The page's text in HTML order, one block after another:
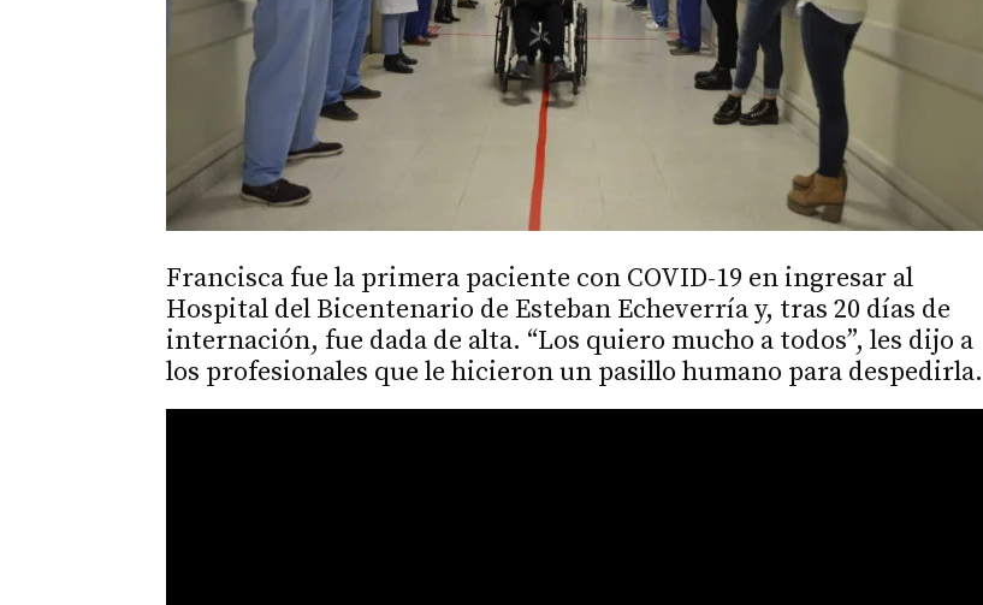
Francisca fue la primera paciente con COVID-19 en ingresar al
Hospital del Bicentenario de Esteban Echeverría y, tras 20 días de
internación, fue dada de alta. “Los quiero mucho a todos”, les dijo a
los profesionales que le hicieron un pasillo humano para despedirla.